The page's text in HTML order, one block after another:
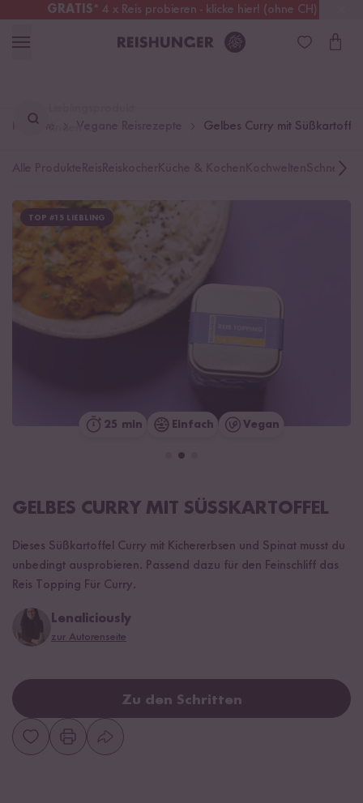
GRATIS* 4 x Reis probieren - klicke hier! (ohne CH)
Schweiz Alle Zölle & Steuern inklusive
finden ...
Rezepte Gelbes Curry mit Süßkartoffel
Schnelle
TOP #15 LIEBLING
25 min Einfach Vegan
GELBES CURRY MIT SÜSSKARTOFFEL
Dieses Süßkartoffel Curry mit Kichererbsen und Spinat musst du
unbedingt ausprobieren. Passend dazu für den Feinschliff das
Reis Topping Für Curry.
Lenaliciously
zur Autorenseite
Zu den Schritten